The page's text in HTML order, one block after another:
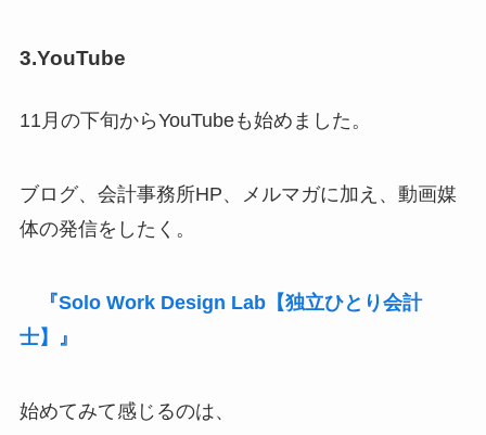
3.YouTube
11月の下旬からYouTubeも始めました。
ブログ、会計事務所HP、メルマガに加え、動画媒
体の発信をしたく。
『Solo Work Design Lab【独立ひとり会計
士】』
始めてみて感じるのは、